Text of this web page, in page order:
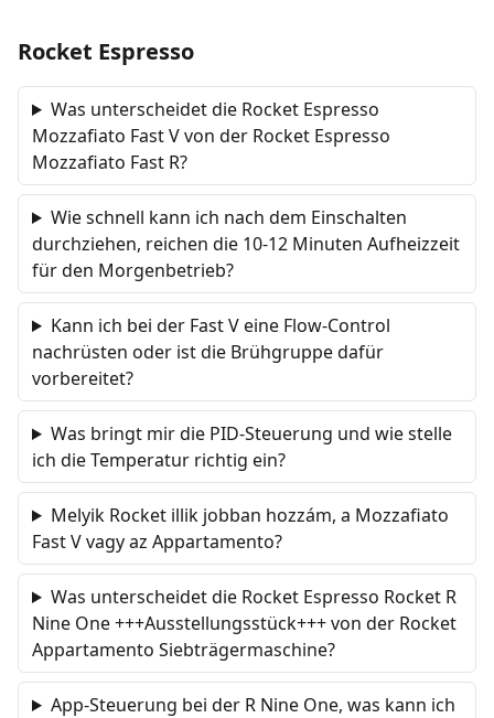
Rocket Espresso
Was unterscheidet die Rocket Espresso
Mozzafiato Fast V von der Rocket Espresso
Mozzafiato Fast R?
Wie schnell kann ich nach dem Einschalten
durchziehen, reichen die 10-12 Minuten Aufheizzeit
für den Morgenbetrieb?
Kann ich bei der Fast V eine Flow-Control
nachrüsten oder ist die Brühgruppe dafür
vorbereitet?
Was bringt mir die PID-Steuerung und wie stelle
ich die Temperatur richtig ein?
Melyik Rocket illik jobban hozzám, a Mozzafiato
Fast V vagy az Appartamento?
Was unterscheidet die Rocket Espresso Rocket R
Nine One +++Ausstellungsstück+++ von der Rocket
Appartamento Siebträgermaschine?
App-Steuerung bei der R Nine One, was kann ich